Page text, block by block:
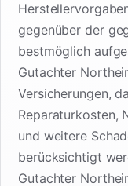
gegenüber der
bestmöglich
Gutachter
Versicherungen,
Reparaturkosten,
und weitere
berücksichtigt
Gutachter